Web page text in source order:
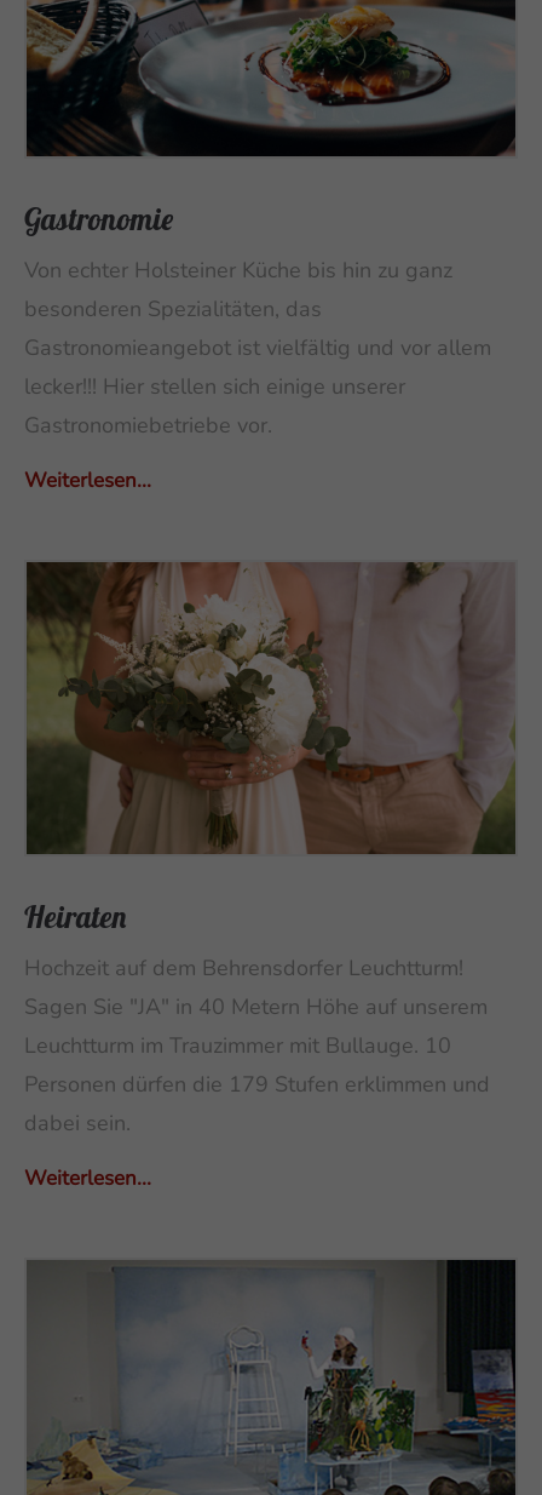
Gastronomie
Von echter Holsteiner Küche bis hin zu ganz
besonderen Spezialitäten, das
Gastronomieangebot ist vielfältig und vor allem
lecker!!! Hier stellen sich einige unserer
Gastronomiebetriebe vor.
Weiterlesen...
Heiraten
Hochzeit auf dem Behrensdorfer Leuchtturm!
Sagen Sie "JA" in 40 Metern Höhe auf unserem
Leuchtturm im Trauzimmer mit Bullauge. 10
Personen dürfen die 179 Stufen erklimmen und
dabei sein.
Weiterlesen...